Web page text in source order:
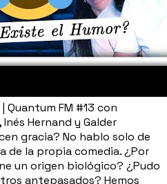
Quantum FM #13 con
Hernand y Galder
gracia? No hablo solo de
de la propia comedia. ¿Por
un origen biológico? ¿Pudo
antepasados? Hemos